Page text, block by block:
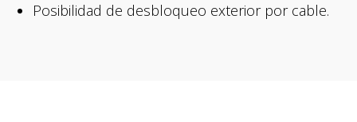
Posibilidad de desbloqueo exterior por cable.